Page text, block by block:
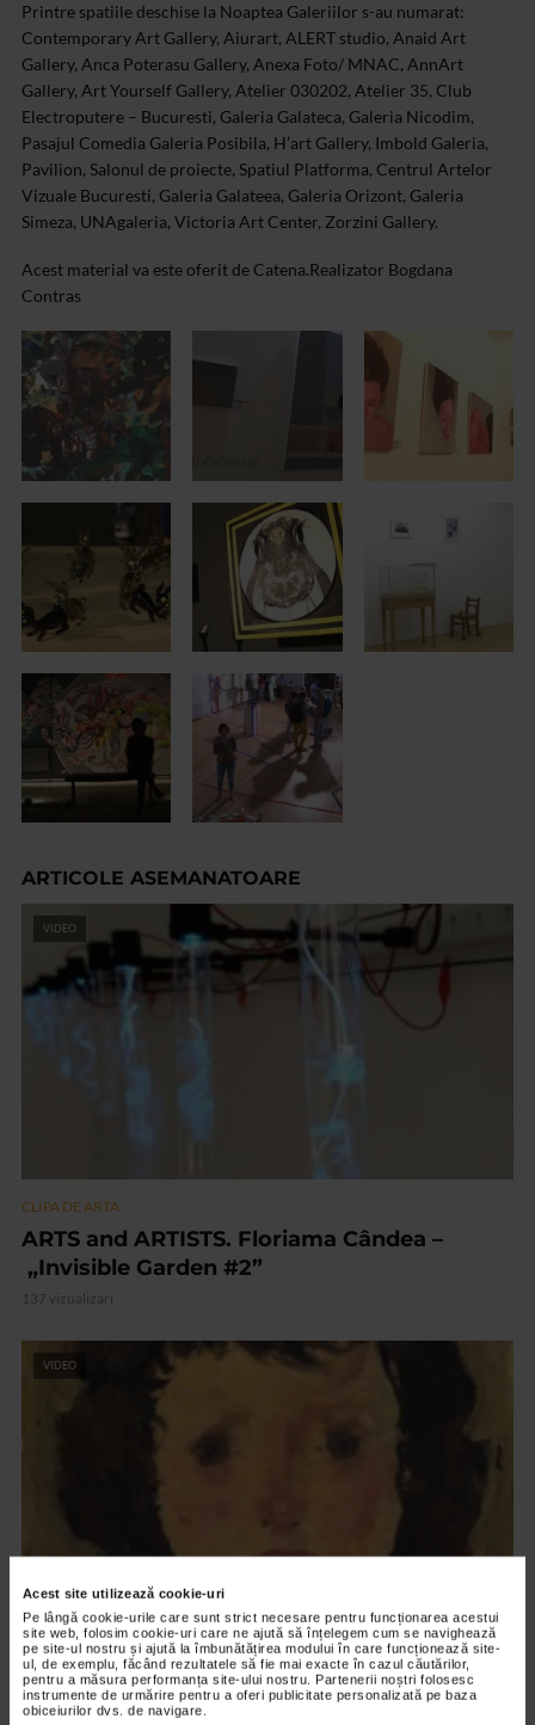
Acest site utilizează cookie-uri
Pe lângă cookie-urile care sunt strict necesare pentru funcționarea acestui
site web, folosim cookie-uri care ne ajută să înțelegem cum se navighează
pe site-ul nostru și ajută la îmbunătățirea modului în care funcționează site-
ul, de exemplu, făcând rezultatele să fie mai exacte în cazul căutărilor,
pentru a măsura performanța site-ului nostru. Partenerii noștri folosesc
instrumente de urmărire pentru a oferi publicitate personalizată pe baza
obiceiurilor dvs. de navigare.
Printre spatiile deschise la Noaptea Galeriilor s-au numarat:
Contemporary Art Gallery, Aiurart, ALERT studio, Anaid Art
Gallery, Anca Poterasu Gallery, Anexa Foto/ MNAC, AnnArt
Gallery, Art Yourself Gallery, Atelier 030202, Atelier 35, Club
Electroputere – Bucuresti, Galeria Galateca, Galeria Nicodim,
Pasajul Comedia Galeria Posibila, H’art Gallery, Imbold Galeria,
Pavilion, Salonul de proiecte, Spatiul Platforma, Centrul Artelor
Vizuale Bucuresti, Galeria Galateea, Galeria Orizont, Galeria
Simeza, UNAgaleria, Victoria Art Center, Zorzini Gallery.
Acest material va este oferit de Catena.Realizator Bogdana
Contras
ARTICOLE ASEMANATOARE
VIDEO
CLIPA DE ARTA
ARTS and ARTISTS. Floriama Cândea –
„Invisible Garden #2”
137 vizualizari
VIDEO
CLIPA DE ARTA
Nicolae Tonitza – Pictor al copiilor
152 vizualizari